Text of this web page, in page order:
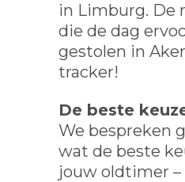
in Limburg. De
die de dag
gestolen in
tracker!
De beste
We bespreken
wat de beste
jouw oldtimer –